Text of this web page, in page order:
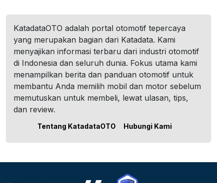
KatadataOTO adalah portal otomotif tepercaya
yang merupakan bagian dari Katadata. Kami
menyajikan informasi terbaru dari industri otomotif
di Indonesia dan seluruh dunia. Fokus utama kami
menampilkan berita dan panduan otomotif untuk
membantu Anda memilih mobil dan motor sebelum
memutuskan untuk membeli, lewat ulasan, tips,
dan review.
Tentang KatadataOTO Hubungi Kami